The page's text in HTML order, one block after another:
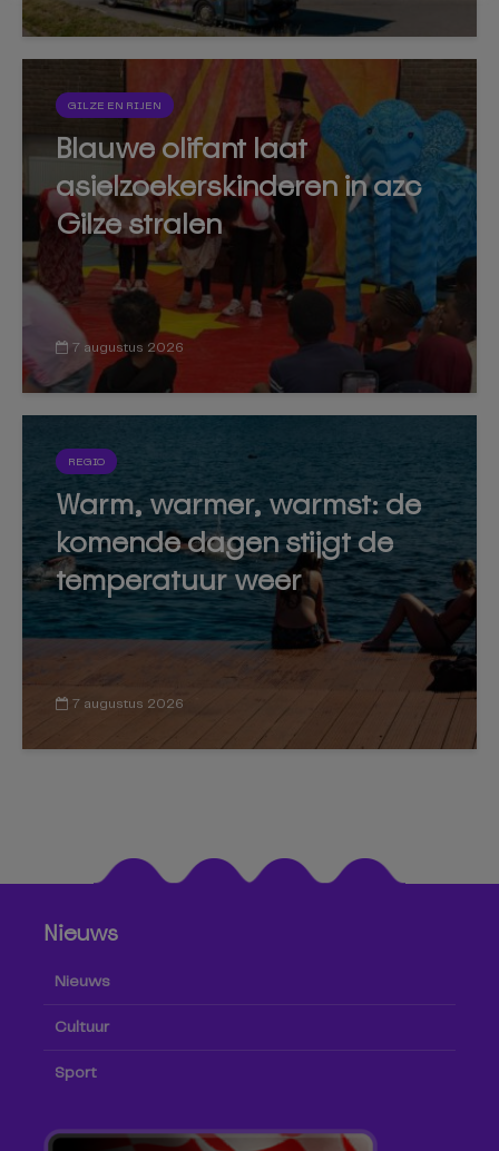
GILZE EN RIJEN
Blauwe olifant laat
asielzoekerskinderen in azc
Gilze stralen
7 augustus 2026
REGIO
Warm, warmer, warmst: de
komende dagen stijgt de
temperatuur weer
7 augustus 2026
Nieuws
Nieuws
Cultuur
Sport